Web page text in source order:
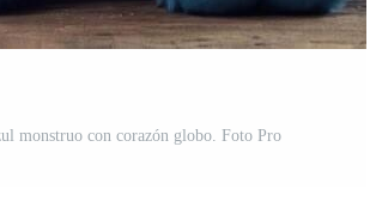
monstruo con corazón globo. Foto Pro